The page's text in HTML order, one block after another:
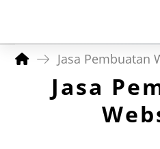
Jasa Pembuatan
Jasa